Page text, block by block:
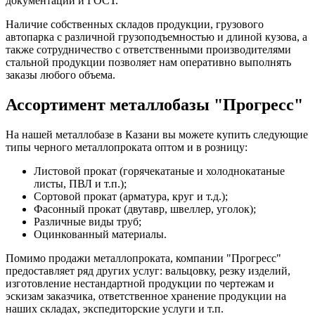
Наличие собственных складов продукции, грузового
автопарка с различной грузоподъемностью и длиной кузова, а
также сотрудничество с ответственными производителями
стальной продукции позволяет нам оперативно выполнять
заказы любого объема.
Ассортимент металлобазы "Прогресс"
На нашей металлобазе в Казани вы можете купить следующие
типы черного металлопроката оптом и в розницу:
Листовой прокат (горячекатаные и холоднокатаные
листы, ПВЛ и т.п.);
Сортовой прокат (арматура, круг и т.д.);
Фасонный прокат (двутавр, швеллер, уголок);
Различные виды труб;
Оцинкованный материалы.
Помимо продажи металлопроката, компании "Прогресс"
предоставляет ряд других услуг: вальцовку, резку изделий,
изготовление нестандартной продукции по чертежам и
эскизам заказчика, ответственное хранение продукции на
наших складах, экспедиторские услуги и т.п.